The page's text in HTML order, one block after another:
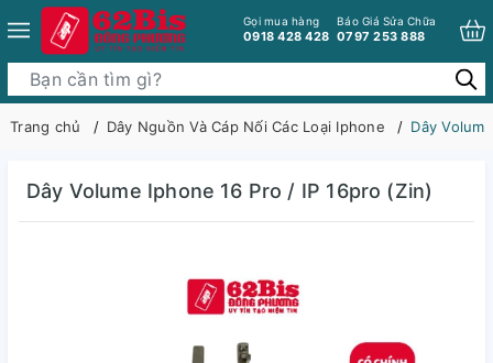
Gọi mua hàng
0918 428 428
Báo Giá Sửa Chữa
0797 253 888
Trang chủ Dây Nguồn Và Cáp Nối Các Loại Iphone Dây
Dây Volume Iphone 16 Pro / IP 16pro (Zin)